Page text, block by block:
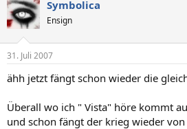
Symbolica
Ensign
31. Juli 2007
ähh jetzt fängt schon wieder die
Überall wo ich " Vista" höre kommt
und schon fängt der krieg wieder